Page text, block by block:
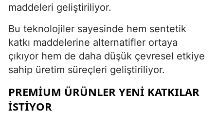
maddeleri geliştiriliyor.
Bu teknolojiler sayesinde hem sentetik
katkı maddelerine alternatifler ortaya
çıkıyor hem de daha düşük çevresel etkiye
sahip üretim süreçleri geliştiriliyor.
PREMIUM ÜRÜNLER YENI KATKILAR
ISTIYOR